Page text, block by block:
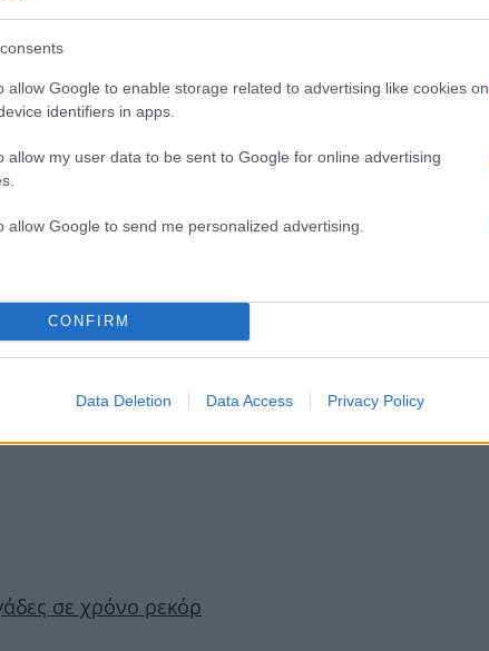
allow Google to enable storage related to advertising like cookies on
identifiers in apps.
allow my user data to be sent to Google for online advertising
allow Google to send me personalized advertising.
CONFIRM
Data Deletion Data Access Privacy Policy
σε κάθε σχέση – δοκίμασέ την!
δουλειές του σπιτιού… χωρίς γκρίνια
σε χρόνο ρεκόρ